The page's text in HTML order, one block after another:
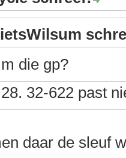
die gp?
32-622 past
daar de sleuf